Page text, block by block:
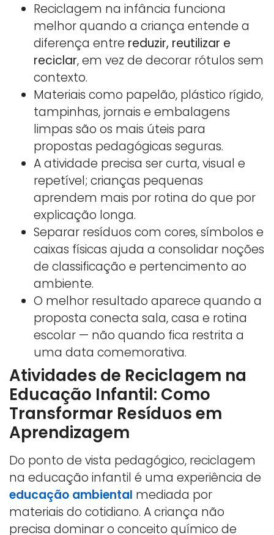
Reciclagem na infância funciona
melhor quando a criança entende a
diferença entre reduzir, reutilizar e
reciclar, em vez de decorar rótulos sem
contexto.
Materiais como papelão, plástico rígido,
tampinhas, jornais e embalagens
limpas são os mais úteis para
propostas pedagógicas seguras.
A atividade precisa ser curta, visual e
repetível; crianças pequenas
aprendem mais por rotina do que por
explicação longa.
Separar resíduos com cores, símbolos e
caixas físicas ajuda a consolidar noções
de classificação e pertencimento ao
ambiente.
O melhor resultado aparece quando a
proposta conecta sala, casa e rotina
escolar — não quando fica restrita a
uma data comemorativa.
Atividades de Reciclagem na
Educação Infantil: Como
Transformar Resíduos em
Aprendizagem
Do ponto de vista pedagógico, reciclagem
na educação infantil é uma experiência de
educação ambiental mediada por
materiais do cotidiano. A criança não
precisa dominar o conceito químico de